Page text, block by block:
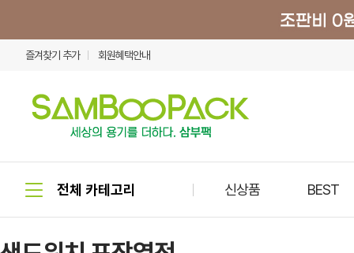
즐겨찾기 추가 회원혜택안내
신상품 BEST